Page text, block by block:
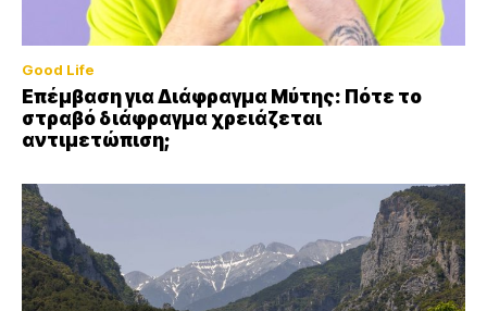
Good Life
Επέμβαση για Διάφραγμα Μύτης: Πότε το
στραβό διάφραγμα χρειάζεται
αντιμετώπιση;